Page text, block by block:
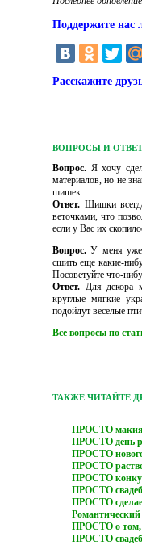
Поддержите нас
Расскажите
ВОПРОСЫ И
Вопрос. Я хочу
материалов, но не
шишек.
Ответ. Шишки
веточками, что
если у Вас их
Вопрос. У меня уже
сшить еще какие-
Посоветуйте что-
Ответ. Для декора
круглые мягкие
подойдут веселые
Все вопросы по
ТАКЖЕ ЧИТАЙТЕ
ПРОСТО
ПРОСТО день
ПРОСТО
ПРОСТО
ПРОСТО
ПРОСТО
ПРОСТО
ПРОСТО о том,
ПРОСТО